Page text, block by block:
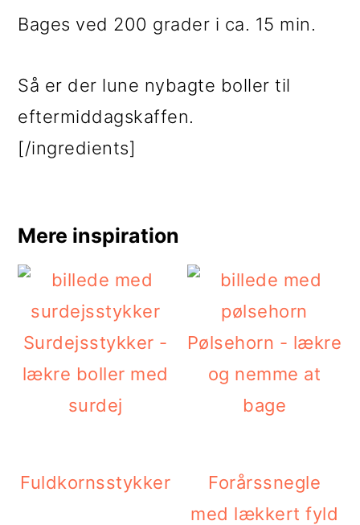
Bages ved 200 grader i ca. 15 min.
Så er der lune nybagte boller til
eftermiddagskaffen.
[/ingredients]
Mere inspiration
Surdejsstykker -
lækre boller med
surdej
Pølsehorn - lækre
og nemme at
bage
Fuldkornsstykker
Forårssnegle
med lækkert fyld